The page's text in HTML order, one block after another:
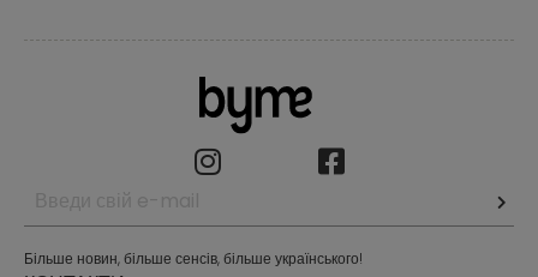
Більше новин, більше сенсів, більше українського!